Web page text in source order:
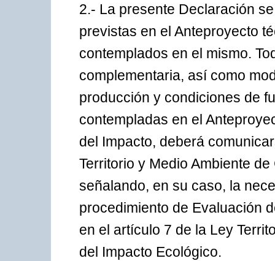
2.- La presente Declaración
previstas en el Anteproyecto
contemplados en el mismo.
complementaria, así como
producción y condiciones de
contempladas en el
del Impacto, deberá
Territorio y Medio Ambiente
señalando, en su caso, la
procedimiento de Evaluación
en el artículo 7 de la Ley
del Impacto Ecológico.